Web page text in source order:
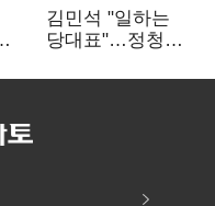
김민석 "일하는
당대표"…정청래
중요"